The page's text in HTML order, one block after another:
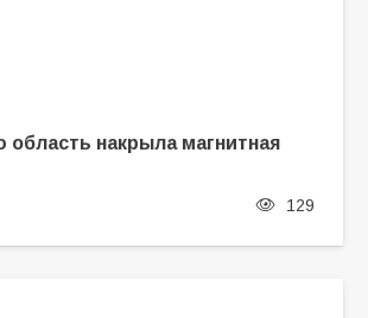
область накрыла магнитная
129